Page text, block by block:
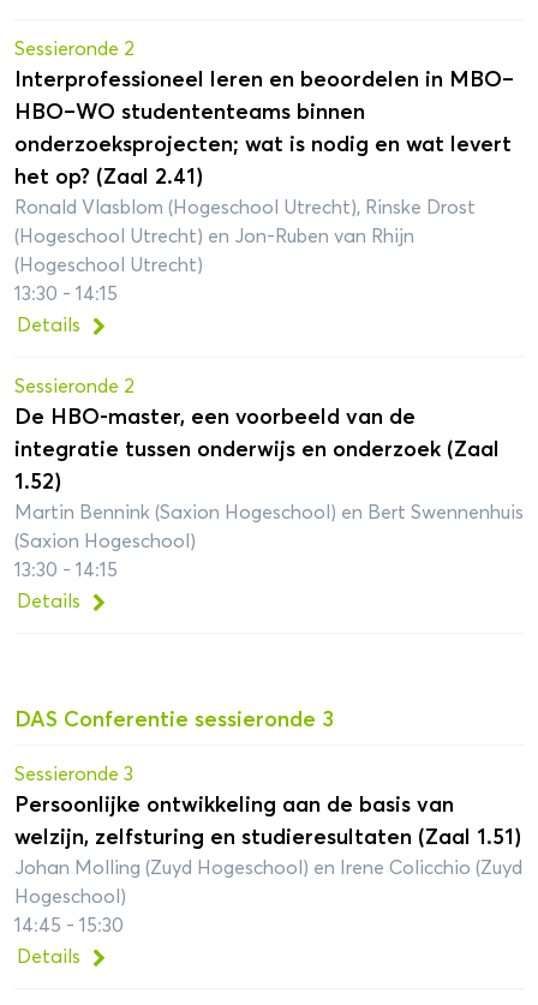
Sessieronde 2
Interprofessioneel leren en beoordelen in MBO–
HBO–WO studententeams binnen
onderzoeksprojecten; wat is nodig en wat levert
het op? (Zaal 2.41)
Ronald Vlasblom (Hogeschool Utrecht), Rinske Drost
(Hogeschool Utrecht) en Jon-Ruben van Rhijn
(Hogeschool Utrecht)
13:30 - 14:15
Details
Sessieronde 2
De HBO-master, een voorbeeld van de
integratie tussen onderwijs en onderzoek (Zaal
1.52)
Martin Bennink (Saxion Hogeschool) en Bert Swennenhuis
(Saxion Hogeschool)
13:30 - 14:15
Details
DAS Conferentie sessieronde 3
Sessieronde 3
Persoonlijke ontwikkeling aan de basis van
welzijn, zelfsturing en studieresultaten (Zaal 1.51)
Johan Molling (Zuyd Hogeschool) en Irene Colicchio (Zuyd
Hogeschool)
14:45 - 15:30
Details